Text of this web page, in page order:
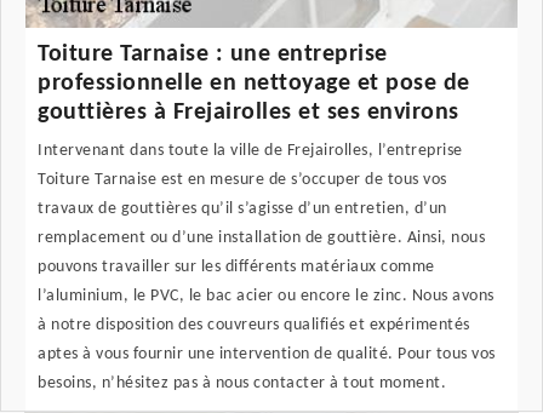
Toiture Tarnaise : une entreprise
professionnelle en nettoyage et pose de
gouttières à Frejairolles et ses environs
Intervenant dans toute la ville de Frejairolles, l’entreprise
Toiture Tarnaise est en mesure de s’occuper de tous vos
travaux de gouttières qu’il s’agisse d’un entretien, d’un
remplacement ou d’une installation de gouttière. Ainsi, nous
pouvons travailler sur les différents matériaux comme
l’aluminium, le PVC, le bac acier ou encore le zinc. Nous avons
à notre disposition des couvreurs qualifiés et expérimentés
aptes à vous fournir une intervention de qualité. Pour tous vos
besoins, n’hésitez pas à nous contacter à tout moment.